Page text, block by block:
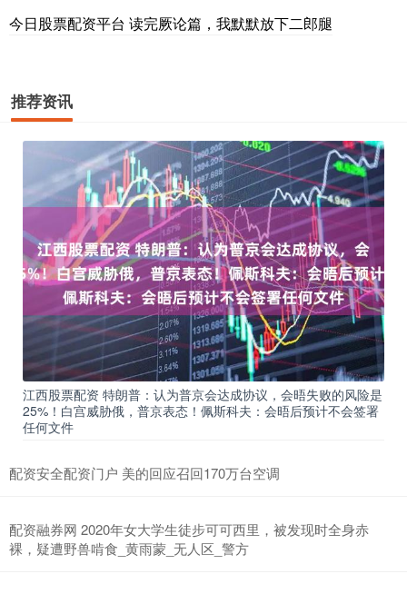
今日股票配资平台 读完厥论篇，我默默放下二郎腿
推荐资讯
江西股票配资 特朗普：认为普京会达成协议，会晤失败的风险是
25%！白宫威胁俄，普京表态！佩斯科夫：会晤后预计不会签署
任何文件
配资安全配资门户 美的回应召回170万台空调
配资融券网 2020年女大学生徒步可可西里，被发现时全身赤
裸，疑遭野兽啃食_黄雨蒙_无人区_警方